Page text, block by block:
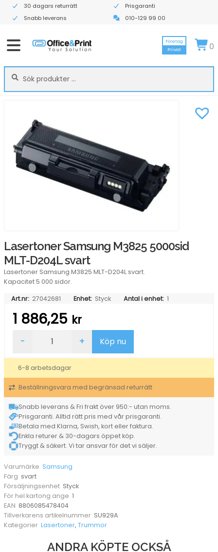
30 dagars returrätt
Prisgaranti
Snabb leverans
010-129 99 00
Sök
efter:
Sök
Företag
Privat
0
Lasertoner Samsung M3825 5000sid
MLT-D204L svart
Lasertoner Samsung M3825 MLT-D204L svart.
Kapacitet 5 000 sidor.
Art.nr: 27042681 Enhet: Styck Antal i enhet: 1
1 886,25 kr
Samsung
5000sid
MLT-
D204L
svart
mängd
- + Köp nu
6-8 arbetsdagar
Beställningsvara med begränsad returrätt
Snabb leverans & Fri frakt över 950:- utan moms.
Prisgaranti. Alltid rätt pris med vår prisgaranti.
Betala med Klarna, Swish, kort eller faktura.
Enkla returer & 30-dagars öppet köp.
Tryggt & säkert. Vi tar ansvar för det vi säljer.
Varumärke Samsung
Färg svart
Försäljningsenhet Styck
För hel kartong ange 1
EAN 8806085478404
Tillverkarens artikelnummer SU929A
Kategorier Lasertoner,Trummor
ANDRA KÖPTE OCKSÅ